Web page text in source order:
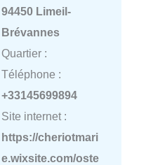
94450 Limeil-
Brévannes
Quartier :
Téléphone :
+33145699894
Site internet :
https://cheriotmari
e.wixsite.com/oste